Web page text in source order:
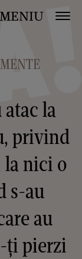
MENIU
la
privind
la nici o
s-au
au
ți pierzi